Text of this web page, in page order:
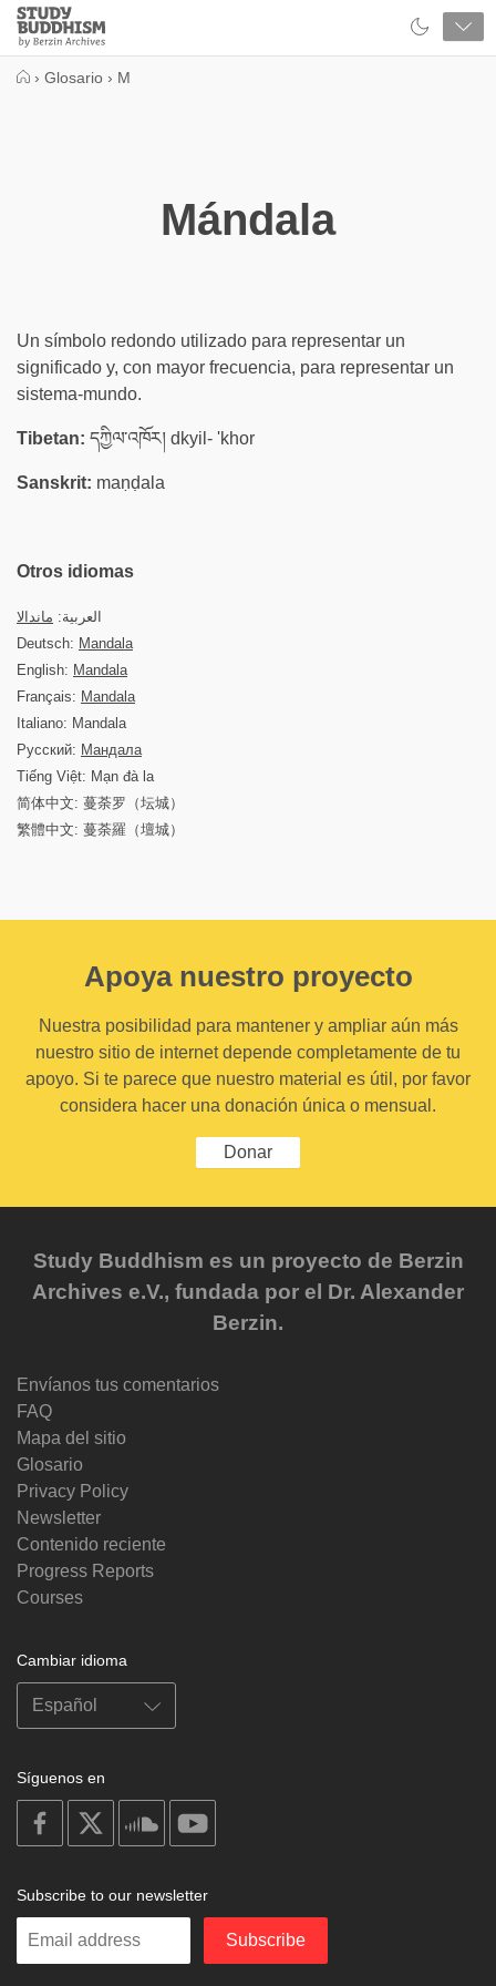
Close
Study
Buddhism
› Glosario › M
Mándala
Un símbolo redondo utilizado para representar un
significado y, con mayor frecuencia, para representar un
sistema-mundo.
Tibetan: དཀྱིལ་འཁོར། dkyil- 'khor
Sanskrit: maṇḍala
Otros idiomas
العربية: ماندالا
Deutsch: Mandala
English: Mandala
Français: Mandala
Italiano: Mandala
Русский: Мандала
Tiếng Việt: Mạn đà la
简体中文: 蔓荼罗（坛城）
繁體中文: 蔓荼羅（壇城）
Apoya nuestro proyecto
Nuestra posibilidad para mantener y ampliar aún más
nuestro sitio de internet depende completamente de tu
apoyo. Si te parece que nuestro material es útil, por favor
considera hacer una donación única o mensual.
Donar
Study Buddhism es un proyecto de Berzin
Archives e.V., fundada por el Dr. Alexander
Berzin.
Envíanos tus comentarios
FAQ
Mapa del sitio
Glosario
Privacy Policy
Newsletter
Contenido reciente
Progress Reports
Courses
Cambiar idioma
Síguenos en
on
facebook
soundcloud
Subscribe to our newsletter
Enter
Subscribe